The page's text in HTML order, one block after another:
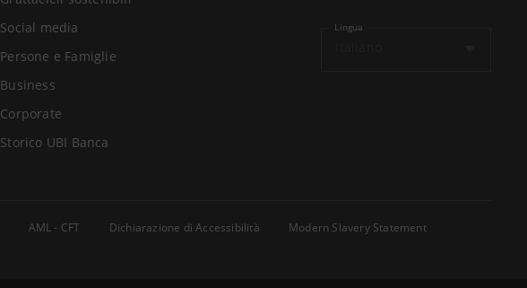
Social media
Persone e Famiglie
Business
Corporate
Storico UBI Banca
Lingua
AML - CFT Dichiarazione di Accessibilità
Modern Slavery Statement